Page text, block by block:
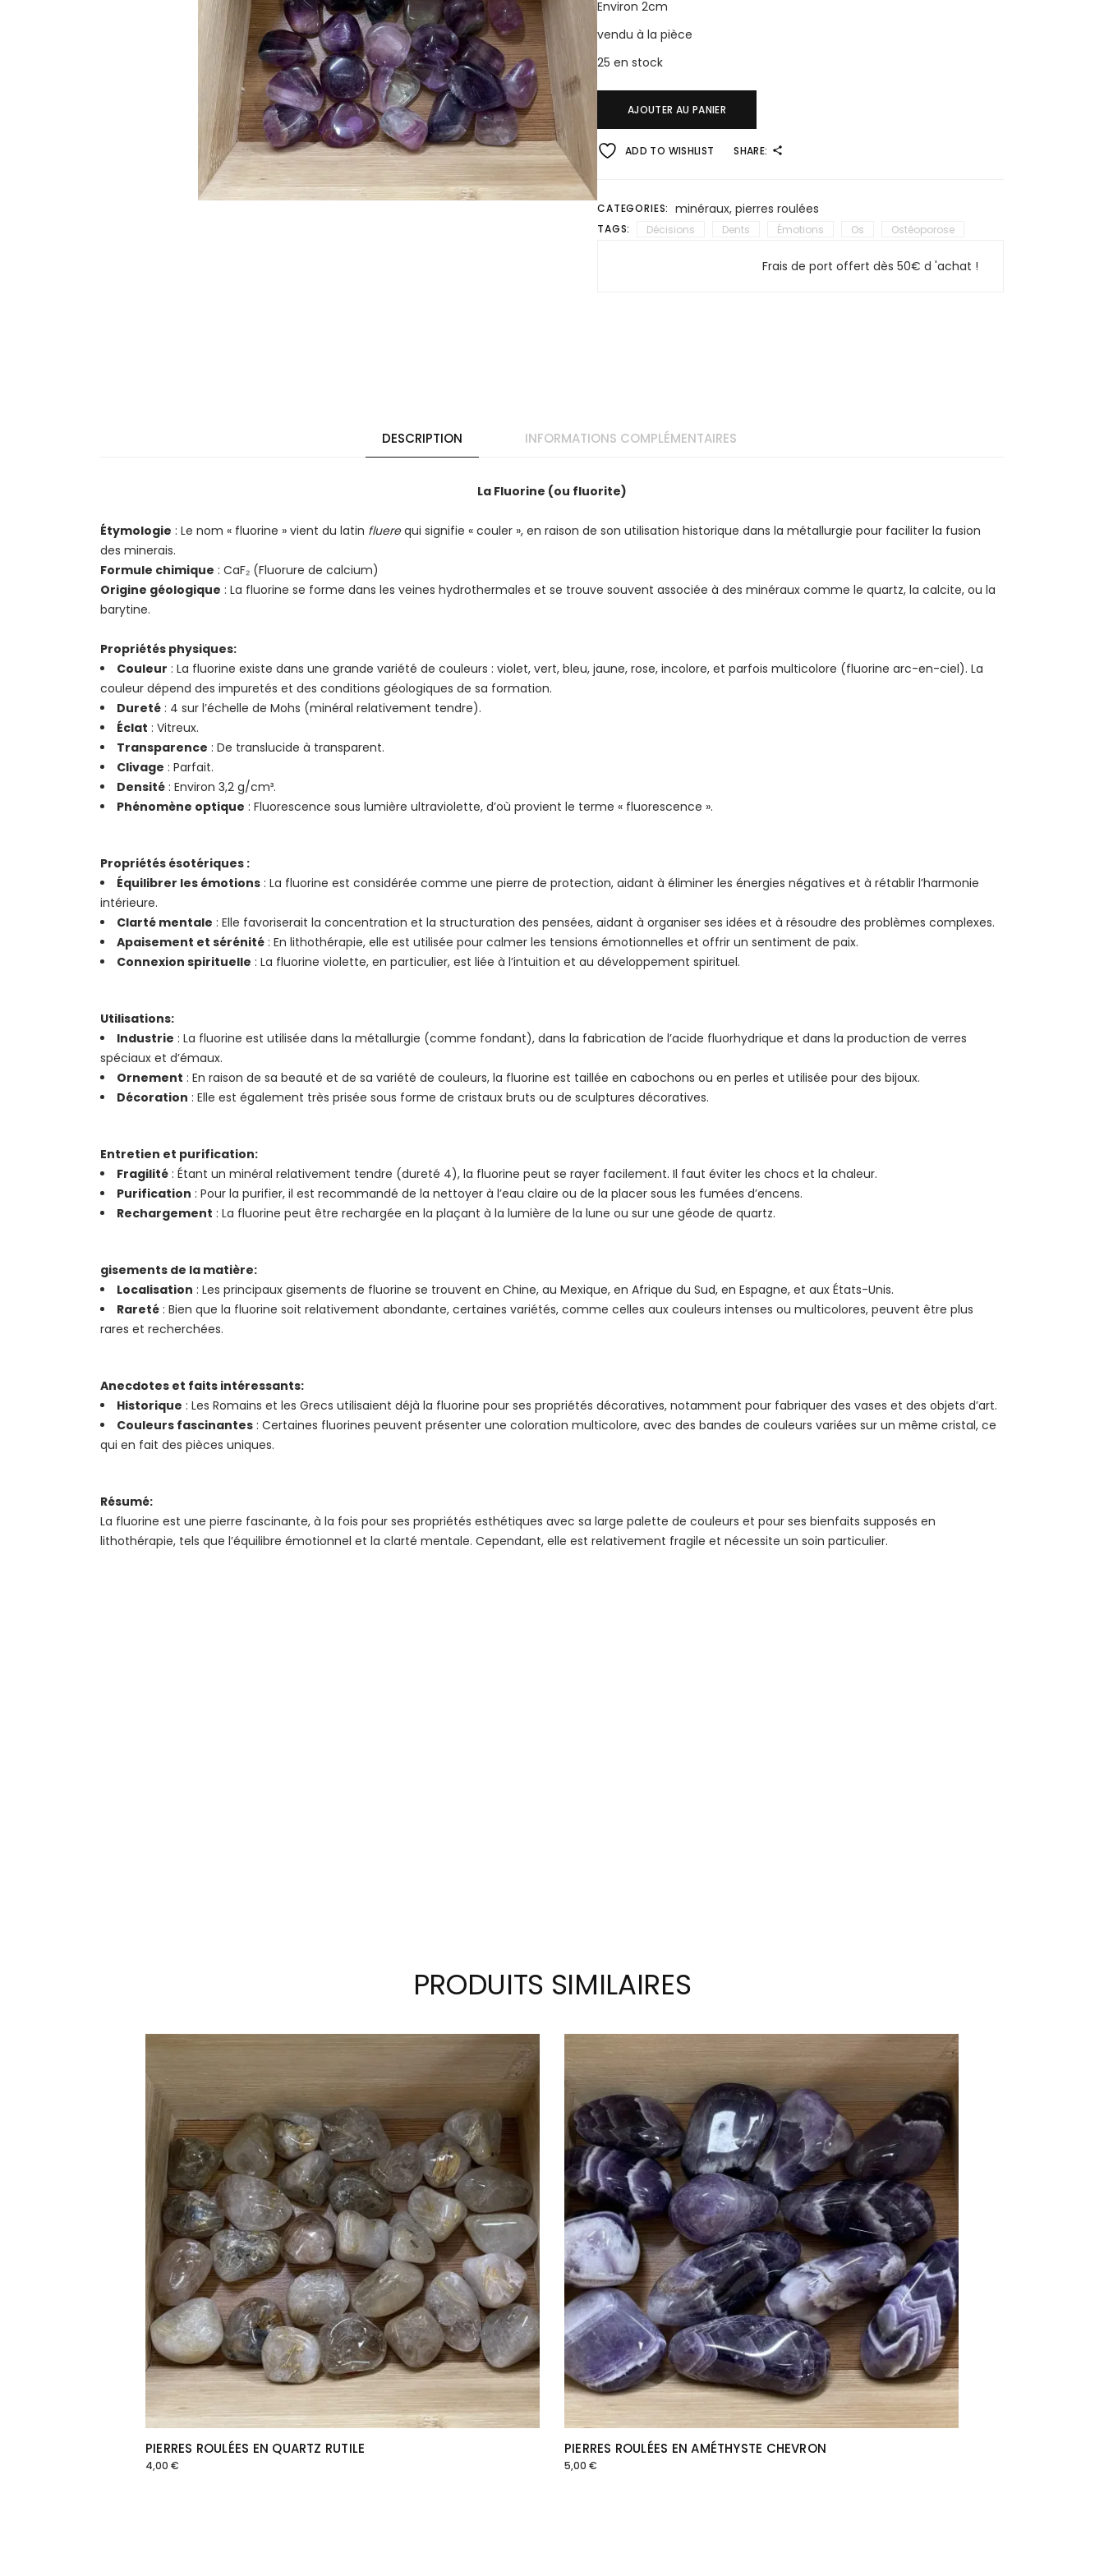
Environ 2cm
vendu à la pièce
25 en stock
AJOUTER AU PANIER
ADD TO WISHLIST SHARE:
CATEGORIES: minéraux,pierres roulées
TAGS: Décisions Dents Émotions Os Ostéoporose
Frais de port offert dès 50€ d 'achat !
DESCRIPTION INFORMATIONS COMPLÉMENTAIRES
La Fluorine (ou fluorite)
Étymologie : Le nom « fluorine » vient du latin fluerequi signifie « couler », en raison de son utilisation historique dans la métallurgie pour faciliter la fusion
des minerais.
Formule chimique : CaF₂ (Fluorure de calcium)
Origine géologique : La fluorine se forme dans les veines hydrothermales et se trouve souvent associée à des minéraux comme le quartz, la calcite, ou la
barytine.
Propriétés physiques:
Couleur : La fluorine existe dans une grande variété de couleurs : violet, vert, bleu, jaune, rose, incolore, et parfois multicolore (fluorine arc-en-ciel). La
couleur dépend des impuretés et des conditions géologiques de sa formation.
Dureté : 4 sur l’échelle de Mohs (minéral relativement tendre).
Éclat : Vitreux.
Transparence : De translucide à transparent.
Clivage : Parfait.
Densité : Environ 3,2 g/cm³.
Phénomène optique : Fluorescence sous lumière ultraviolette, d’où provient le terme « fluorescence ».
Propriétés ésotériques :
Équilibrer les émotions : La fluorine est considérée comme une pierre de protection, aidant à éliminer les énergies négatives et à rétablir l’harmonie
intérieure.
Clarté mentale : Elle favoriserait la concentration et la structuration des pensées, aidant à organiser ses idées et à résoudre des problèmes complexes.
Apaisement et sérénité : En lithothérapie, elle est utilisée pour calmer les tensions émotionnelles et offrir un sentiment de paix.
Connexion spirituelle : La fluorine violette, en particulier, est liée à l’intuition et au développement spirituel.
Utilisations:
Industrie : La fluorine est utilisée dans la métallurgie (comme fondant), dans la fabrication de l’acide fluorhydrique et dans la production de verres
spéciaux et d’émaux.
Ornement : En raison de sa beauté et de sa variété de couleurs, la fluorine est taillée en cabochons ou en perles et utilisée pour des bijoux.
Décoration : Elle est également très prisée sous forme de cristaux bruts ou de sculptures décoratives.
Entretien et purification:
Fragilité : Étant un minéral relativement tendre (dureté 4), la fluorine peut se rayer facilement. Il faut éviter les chocs et la chaleur.
Purification : Pour la purifier, il est recommandé de la nettoyer à l’eau claire ou de la placer sous les fumées d’encens.
Rechargement : La fluorine peut être rechargée en la plaçant à la lumière de la lune ou sur une géode de quartz.
gisements de la matière:
Localisation : Les principaux gisements de fluorine se trouvent en Chine, au Mexique, en Afrique du Sud, en Espagne, et aux États-Unis.
Rareté : Bien que la fluorine soit relativement abondante, certaines variétés, comme celles aux couleurs intenses ou multicolores, peuvent être plus
rares et recherchées.
Anecdotes et faits intéressants:
Historique : Les Romains et les Grecs utilisaient déjà la fluorine pour ses propriétés décoratives, notamment pour fabriquer des vases et des objets d’art.
Couleurs fascinantes : Certaines fluorines peuvent présenter une coloration multicolore, avec des bandes de couleurs variées sur un même cristal, ce
qui en fait des pièces uniques.
Résumé:
La fluorine est une pierre fascinante, à la fois pour ses propriétés esthétiques avec sa large palette de couleurs et pour ses bienfaits supposés en
lithothérapie, tels que l’équilibre émotionnel et la clarté mentale. Cependant, elle est relativement fragile et nécessite un soin particulier.
PRODUITS SIMILAIRES
PIERRES ROULÉES EN QUARTZ RUTILE
4,00 €
PIERRES ROULÉES EN AMÉTHYSTE CHEVRON
5,00 €